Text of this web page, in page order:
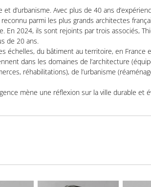
d’urbanisme. Avec plus de 40 ans
parmi les plus grands architectes
En 2024, ils sont rejoints par trois associés,
de 20 ans.
échelles, du bâtiment au territoire, en France
dans les domaines de l’architecture
réhabilitations), de l’urbanisme
mène une réflexion sur la ville durable et